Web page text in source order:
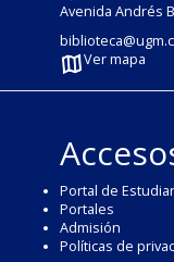
Avenida Andrés
Ver mapa
Portal de
Portales
Admisión
Políticas de